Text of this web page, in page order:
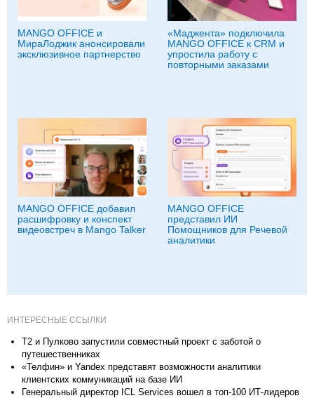
MANGO OFFICE и
МираЛоджик анонсировали
эксклюзивное партнерство
«Маджента» подключила
MANGO OFFICE к CRM и
упростила работу с
повторными заказами
MANGO OFFICE добавил
расшифровку и конспект
видеовстреч в Mango Talker
MANGO OFFICE
представил ИИ
Помощников для Речевой
аналитики
ИНТЕРЕСНЫЕ ССЫЛКИ
Т2 и Пулково запустили совместный проект с заботой о
путешественниках
«Телфин» и Yandex представят возможности аналитики
клиентских коммуникаций на базе ИИ
Генеральный директор ICL Services вошел в топ-100 ИТ-лидеров